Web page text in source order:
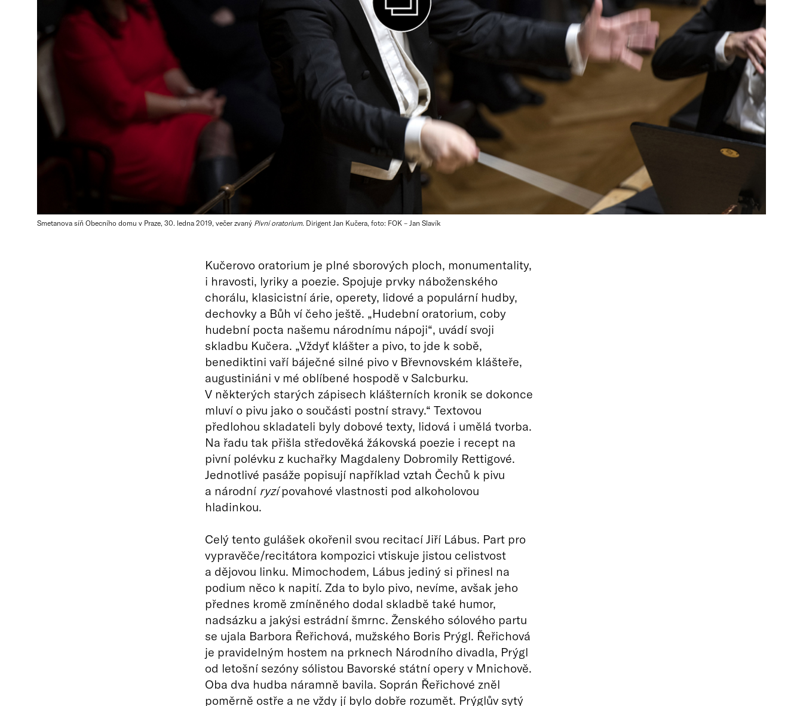
Smetanova síň Obecního domu v Praze, 30. ledna 2019, večer zvaný Pivní oratorium. Dirigent Jan Kučera, foto: FOK – Jan Slavík
Kučerovo oratorium je plné sborových ploch, monumentality,
i hravosti, lyriky a poezie. Spojuje prvky náboženského
chorálu, klasicistní árie, operety, lidové a populární hudby,
dechovky a Bůh ví čeho ještě. „Hudební oratorium, coby
hudební pocta našemu národnímu nápoji“, uvádí svoji
skladbu Kučera. „Vždyť klášter a pivo, to jde k sobě,
benediktini vaří báječné silné pivo v Břevnovském klášteře,
augustiniáni v mé oblíbené hospodě v Salcburku.
V některých starých zápisech klášterních kronik se dokonce
mluví o pivu jako o součásti postní stravy.“ Textovou
předlohou skladateli byly dobové texty, lidová i umělá tvorba.
Na řadu tak přišla středověká žákovská poezie i recept na
pivní polévku z kuchařky Magdaleny Dobromily Rettigové.
Jednotlivé pasáže popisují například vztah Čechů k pivu
a národní ryzípovahové vlastnosti pod alkoholovou
hladinkou.
Celý tento gulášek okořenil svou recitací Jiří Lábus. Part pro
vypravěče/recitátora kompozici vtiskuje jistou celistvost
a dějovou linku. Mimochodem, Lábus jediný si přinesl na
podium něco k napití. Zda to bylo pivo, nevíme, avšak jeho
přednes kromě zmíněného dodal skladbě také humor,
nadsázku a jakýsi estrádní šmrnc. Ženského sólového partu
se ujala Barbora Řeřichová, mužského Boris Prýgl. Řeřichová
je pravidelným hostem na prknech Národního divadla, Prýgl
od letošní sezóny sólistou Bavorské státní opery v Mnichově.
Oba dva hudba náramně bavila. Soprán Řeřichové zněl
poměrně ostře a ne vždy jí bylo dobře rozumět. Prýglův sytý